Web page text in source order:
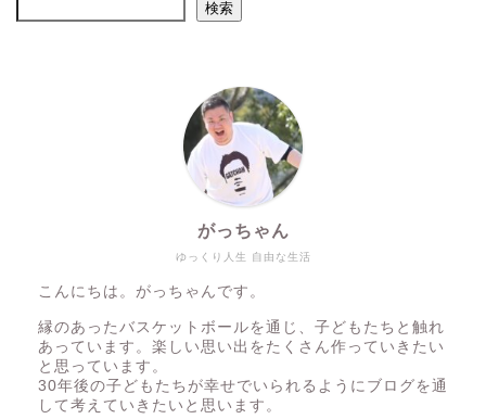
検索
ゆっくり人生 自由な生活
がっちゃん
こんにちは。がっちゃんです。
縁のあったバスケットボールを通じ、子どもたちと触れ
あっています。楽しい思い出をたくさん作っていきたい
と思っています。
30年後の子どもたちが幸せでいられるようにブログを通
して考えていきたいと思います。